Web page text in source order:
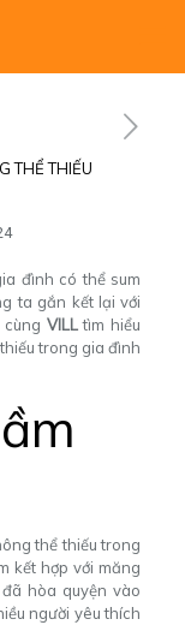
THỂ THIẾU
đình có thể sum
ta gắn kết lại với
VILLtìm hiểu
trong gia đình
thể thiếu trong
kết hợp với măng
hòa quyện vào
người yêu thích